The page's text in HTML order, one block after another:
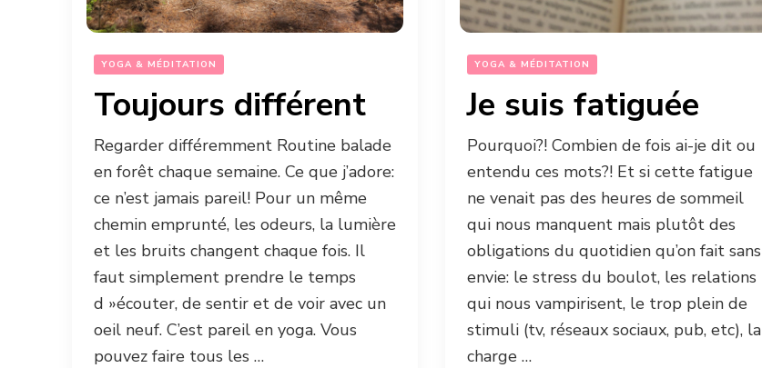
YOGA & MÉDITATION
Toujours différent
Regarder différemment Routine balade
en forêt chaque semaine. Ce que j’adore:
ce n’est jamais pareil! Pour un même
chemin emprunté, les odeurs, la lumière
et les bruits changent chaque fois. Il
faut simplement prendre le temps
d »écouter, de sentir et de voir avec un
oeil neuf. C’est pareil en yoga. Vous
pouvez faire tous les …
YOGA & MÉDITATION
Je suis fatiguée
Pourquoi?! Combien de fois ai-je dit ou
entendu ces mots?! Et si cette fatigue
ne venait pas des heures de sommeil
qui nous manquent mais plutôt des
obligations du quotidien qu’on fait sans
envie: le stress du boulot, les relations
qui nous vampirisent, le trop plein de
stimuli (tv, réseaux sociaux, pub, etc), la
charge …